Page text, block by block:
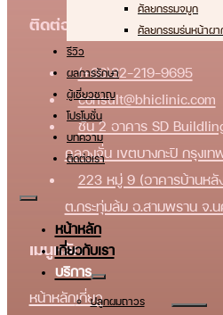
ศัลยกรรมจมูก
ศัลยกรรมร่นหน้าผา
รีวิว
ผลการรักษา
ผู้เชี่ยวชาญ
โปรโมชั่น
บทความ
ติดต่อเรา
หน้าหลัก
เกี่ยวกับเรา
บริการ
ปลูกผมถาวร
ติดต่อเรา
(+66)82-219-9695
consult@bhiclinic.com
ชั้น 2 อาคาร SD
คลองจั่น เขตบางกะปิ กรุงเ
223 หมู่ 9 (อาคารบ้านห
ต.กระทุ่มล้ม อ.สามพราน จ.
เมนูหลัก
หน้าหลักเกี่ยว